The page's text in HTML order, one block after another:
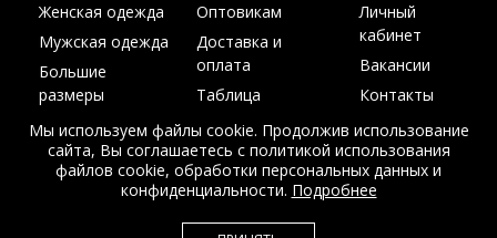
© Интернет магазин верхней одежды из меха и кожи
Женская одежда
Мужская одежда
Большие
размеры
Акции
Оптовикам
Доставка и
оплата
Таблица
Личный
кабинет
Вакансии
Контакты
Мы используем файлы cookie. Продолжив использование
сайта, Вы соглашаетесь с политикой использования
файлов cookie, обработки персональных данных и
конфиденциальности. Подробнее